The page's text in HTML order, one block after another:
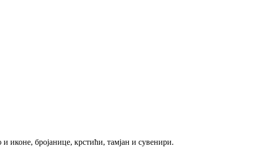
иконе, бројанице, крстићи, тамјан и сувенири.